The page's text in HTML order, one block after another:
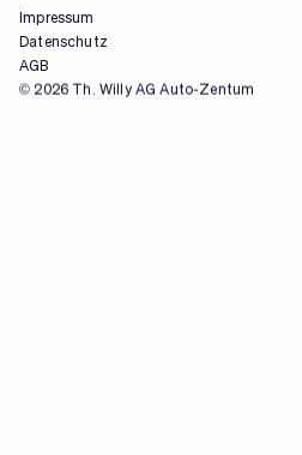
© 2026 Th. Willy AG Auto-Zentum
Impressum
Datenschutz
AGB